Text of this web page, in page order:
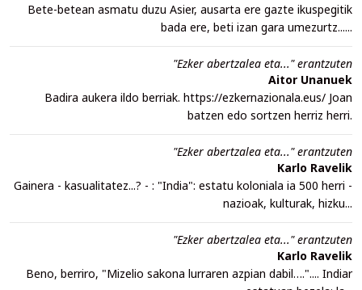
Bete-betean asmatu duzu Asier, ausarta ere gazte ikuspegitik
bada ere, beti izan gara umezurtz......
"Ezker abertzalea eta..." erantzuten
Aitor Unanuek
Badira aukera ildo berriak. https://ezkernazionala.eus/ Joan
batzen edo sortzen herriz herri.
"Ezker abertzalea eta..." erantzuten
Karlo Ravelik
Gainera - kasualitatez...? - : "India": estatu koloniala ia 500 herri -
nazioak, kulturak, hizku...
"Ezker abertzalea eta..." erantzuten
Karlo Ravelik
Beno, berriro, "Mizelio sakona lurraren azpian dabil….".... Indiar